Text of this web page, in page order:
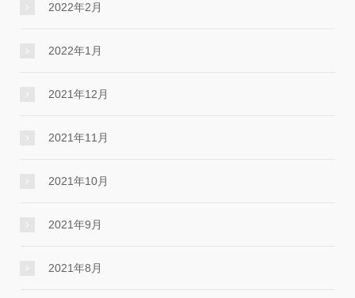
2022年2月
2022年1月
2021年12月
2021年11月
2021年10月
2021年9月
2021年8月